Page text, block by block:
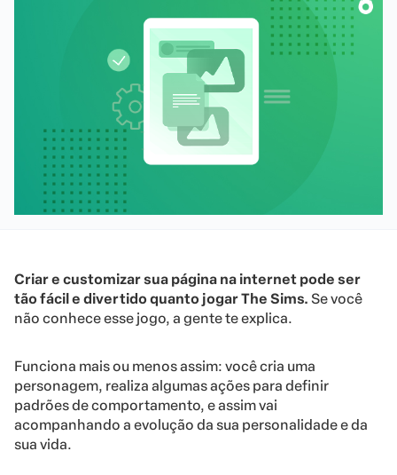
Criar e customizar sua página na internet pode ser
tão fácil e divertido quanto jogar The Sims. Se você
não conhece esse jogo, a gente te explica.
Funciona mais ou menos assim: você cria uma
personagem, realiza algumas ações para definir
padrões decomportamento, e assim vai
acompanhando a evolução da sua personalidade e da
sua vida.